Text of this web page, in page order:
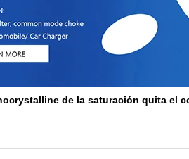
de la saturación quita el